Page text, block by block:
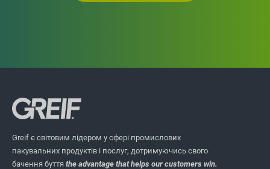
Greif є світовим лідером у сфері промислових
пакувальних продуктів і послуг, дотримуючись свого
бачення буття the advantage that helps our customers win.